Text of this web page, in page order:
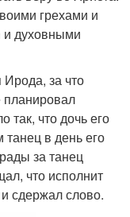
грехами и
духовными
за что
планировал
так, что дочь его
в день его
за танец
что исполнит
сдержал слово.